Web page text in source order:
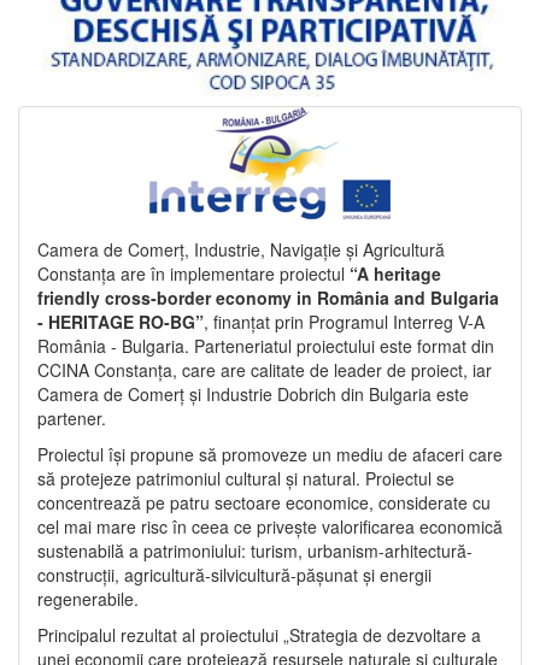
Camera de Comerț, Industrie, Navigație și Agricultură
Constanța are în implementare proiectul “A heritage
friendly cross-border economy in România and Bulgaria
- HERITAGE RO-BG”, finanțat prin Programul Interreg V-A
România - Bulgaria. Parteneriatul proiectului este format din
CCINA Constanța, care are calitate de leader de proiect, iar
Camera de Comerț și Industrie Dobrich din Bulgaria este
partener.
Proiectul își propune să promoveze un mediu de afaceri care
să protejeze patrimoniul cultural și natural. Proiectul se
concentrează pe patru sectoare economice, considerate cu
cel mai mare risc în ceea ce privește valorificarea economică
sustenabilă a patrimoniului: turism, urbanism-arhitectură-
construcții, agricultură-silvicultură-pășunat și energii
regenerabile.
Principalul rezultat al proiectului „Strategia de dezvoltare a
unei economii care protejează resursele naturale și culturale